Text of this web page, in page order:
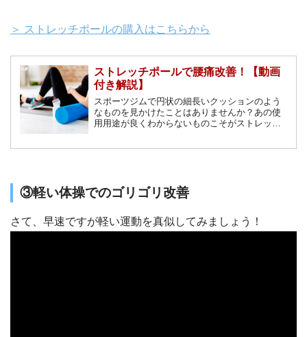
＞ ストレッチポールの購入はこちらから
ストレッチポールで腰痛改善！【動画
付き解説】
スポーツジムで円状の細長いクッションのよう
なものを見かけたことはありませんか？あの使
用用途が良くわからないものこそがストレッチ
③軽い体操でのゴリゴリ改善
さて、早速ですが軽い運動を真似してみましょう！